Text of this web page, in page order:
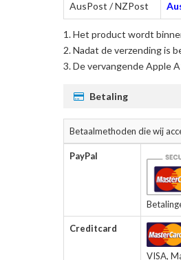
AusPost / NZPost
Het product wordt
Nadat de verzending is
Devervangende Apple
Betaling
Betaalmethoden die wij
PayPal
Creditcard
VISA,